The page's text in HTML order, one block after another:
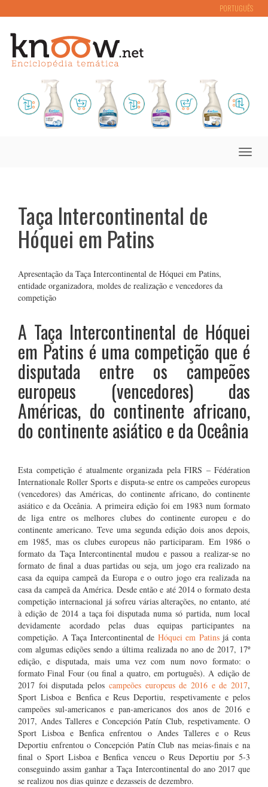
PORTUGUÊS
Toggle
Taça Intercontinental de
Hóquei em Patins
Apresentação da Taça Intercontinental de Hóquei em Patins,
entidade organizadora, moldes de realização e vencedores da
competição
A Taça Intercontinental de Hóquei
em Patins é uma competição que é
disputada entre os campeões
europeus (vencedores) das
Américas, do continente africano,
do continente asiático e da Oceânia
Esta competição é atualmente organizada pela FIRS – Fédération
Internationale Roller Sports e disputa-se entre os campeões europeus
(vencedores) das Américas, do continente africano, do continente
asiático e da Oceânia. A primeira edição foi em 1983 num formato
de liga entre os melhores clubes do continente europeu e do
continente americano. Teve uma segunda edição dois anos depois,
em 1985, mas os clubes europeus não participaram. Em 1986 o
formato da Taça Intercontinental mudou e passou a realizar-se no
formato de final a duas partidas ou seja, um jogo era realizado na
casa da equipa campeã da Europa e o outro jogo era realizada na
casa da campeã da América. Desde então e até 2014 o formato desta
competição internacional já sofreu várias alterações, no entanto, até
à edição de 2014 a taça foi disputada numa só partida, num local
devidamente acordado pelas duas equipas participantes na
competição. A Taça Intercontinental de Hóquei em Patinsjá conta
com algumas edições sendo a última realizada no ano de 2017, 17º
edição, e disputada, mais uma vez com num novo formato: o
formato Final Four (ou final a quatro, em português). A edição de
2017 foi disputada pelos campeões europeus de 2016 e de 2017,
Sport Lisboa e Benfica e Reus Deportiu, respetivamente e pelos
campeões sul-americanos e pan-americanos dos anos de 2016 e
2017, Andes Talleres e Concepción Patín Club, respetivamente. O
Sport Lisboa e Benfica enfrentou o Andes Talleres e o Reus
Deportiu enfrentou o Concepción Patín Club nas meias-finais e na
final o Sport Lisboa e Benfica venceu o Reus Deportiu por 5-3
conseguindo assim ganhar a Taça Intercontinental do ano 2017 que
se realizou nos dias quinze e dezasseis de dezembro.